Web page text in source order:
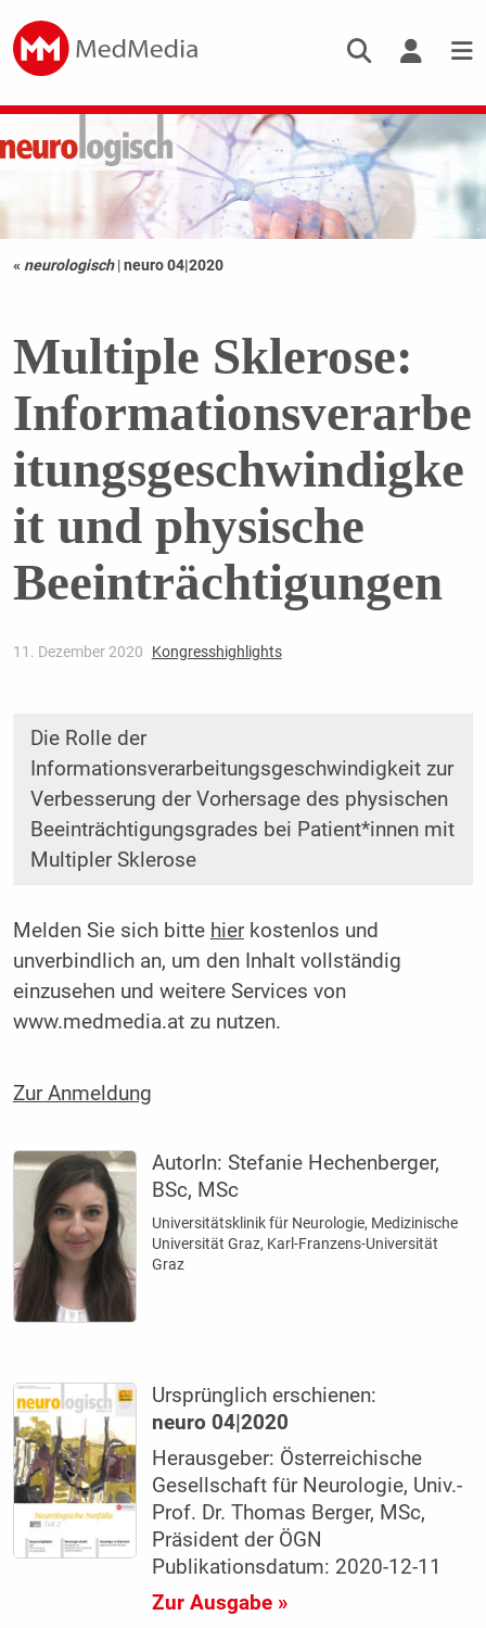
« neurologisch |neuro 04|2020
Multiple Sklerose:
Informationsverarbe
itungsgeschwindigke
it und physische
Beeinträchtigungen
11. Dezember 2020 Kongresshighlights
Die Rolle der
Informationsverarbeitungsgeschwindigkeit zur
Verbesserung der Vorhersage des physischen
Beeinträchtigungsgrades bei Patient*innen mit
Multipler Sklerose
Melden Sie sich bitte hierkostenlos und
unverbindlich an, um den Inhalt vollständig
einzusehen und weitere Services von
www.medmedia.at zu nutzen.
Zur Anmeldung
AutorIn:Stefanie Hechenberger,
BSc, MSc
Universitätsklinik für Neurologie, Medizinische
Universität Graz, Karl-Franzens-Universität
Graz
Ursprünglich erschienen:
neuro 04|2020
Herausgeber: Österreichische
Gesellschaft für Neurologie, Univ.-
Prof. Dr. Thomas Berger, MSc,
Präsident der ÖGN
Publikationsdatum: 2020-12-11
Zur Ausgabe »